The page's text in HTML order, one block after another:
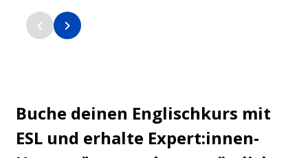
Stadtzentrum.
Buche deinen Englischkurs mit
ESL und erhalte Expert:innen-